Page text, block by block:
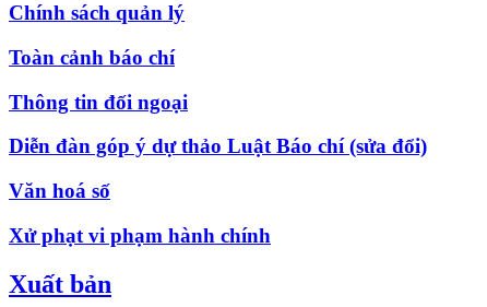
Chính sách quản lý
Toàn cảnh báo chí
Thông tin đối ngoại
Diễn đàn góp ý dự thảo Luật Báo chí (sửa đổi)
Văn hoá số
Xử phạt vi phạm hành chính
Xuất bản